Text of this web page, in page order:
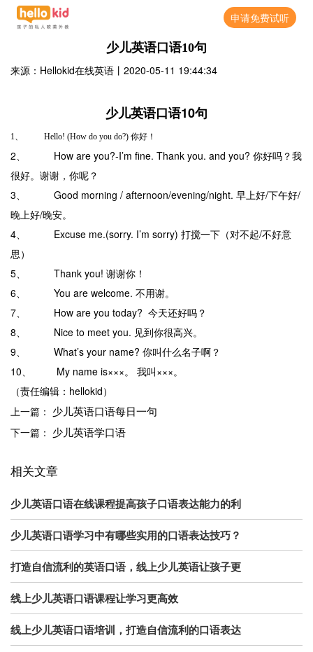
申请免费试听
少儿英语口语10句
来源：Hellokid在线英语 丨 2020-05-11 19:44:34
少儿英语口语10句
1、 Hello! (How do you do?) 你好！
2、 How are you?-I’m fine. Thank you. and you? 你好吗？我
很好。谢谢，你呢？
3、 Good morning / afternoon/evening/night. 早上好/下午好/
晚上好/晚安。
4、 Excuse me.(sorry. I’m sorry) 打搅一下（对不起/不好意
思）
5、 Thank you! 谢谢你！
6、 You are welcome. 不用谢。
7、 How are you today? 今天还好吗？
8、 Nice to meet you. 见到你很高兴。
9、 What’s your name? 你叫什么名子啊？
10、 My name is×××。 我叫×××。
（责任编辑：hellokid）
上一篇： 少儿英语口语每日一句
下一篇： 少儿英语学口语
相关文章
少儿英语口语在线课程提高孩子口语表达能力的利
少儿英语口语学习中有哪些实用的口语表达技巧？
打造自信流利的英语口语，线上少儿英语让孩子更
线上少儿英语口语课程让学习更高效
线上少儿英语口语培训，打造自信流利的口语表达